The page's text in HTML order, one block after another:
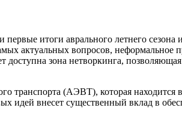
итоги аврального летнего сезона
актуальных вопросов, неформальное
зона нетворкинга,
транспорта (АЭВТ), которая находится
идей внесет существенный вклад в